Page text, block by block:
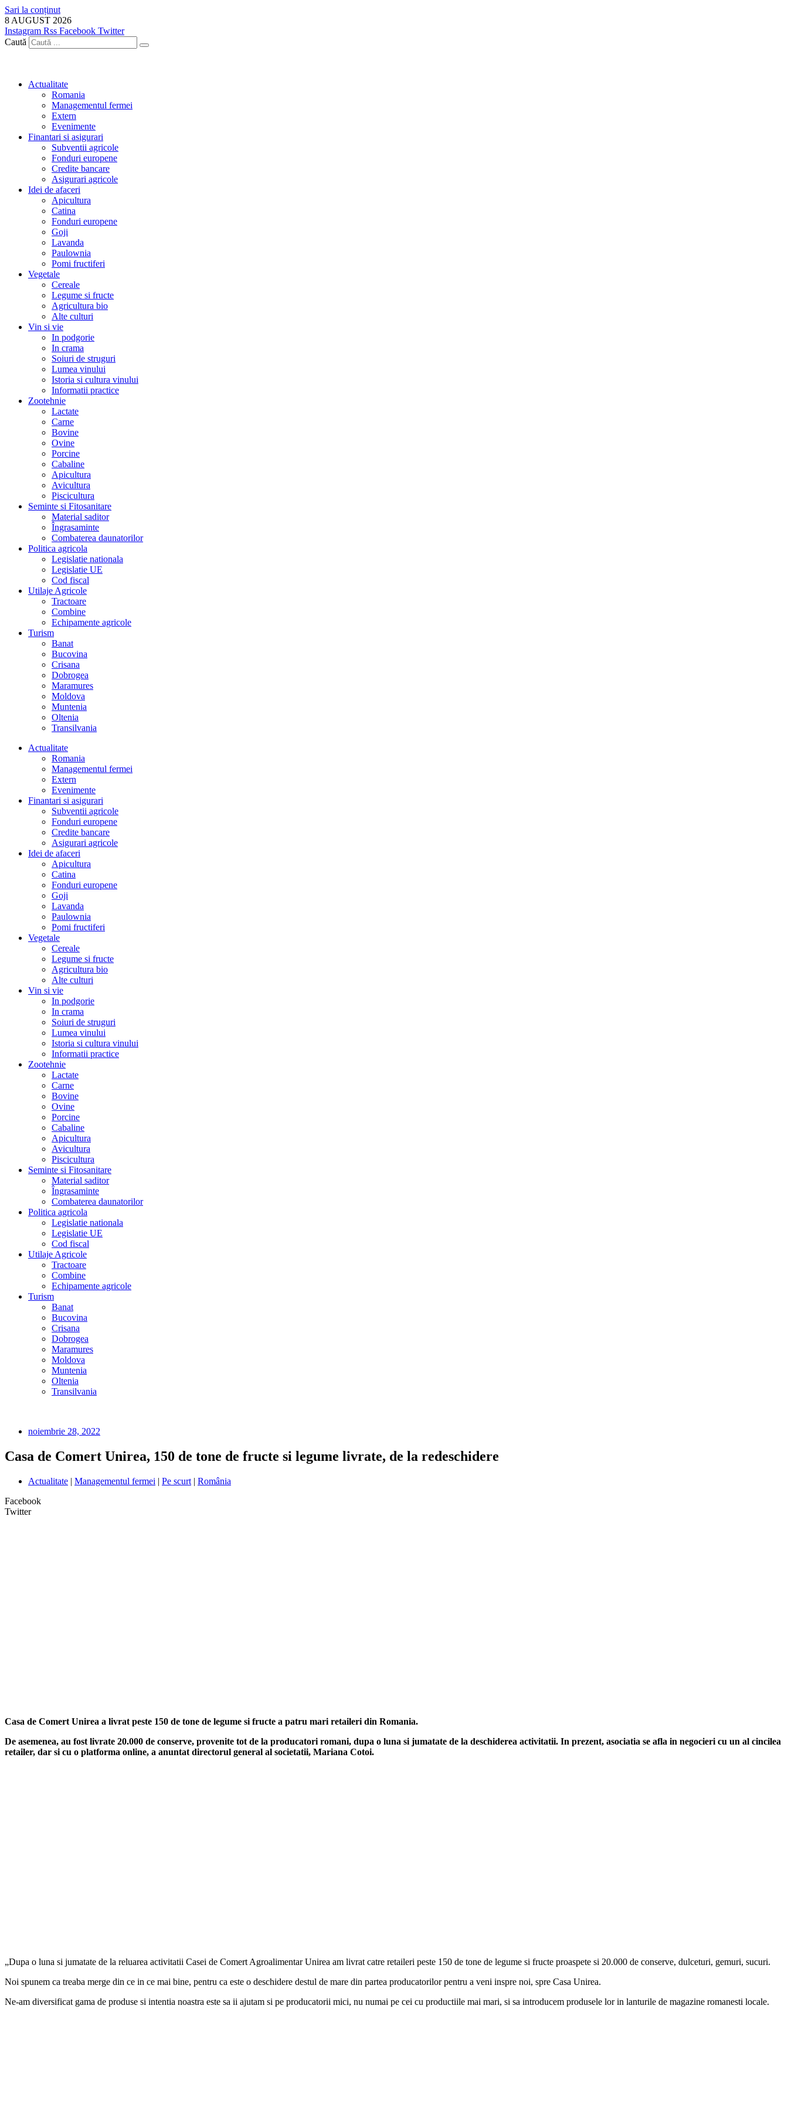
Sari la conținut
8 AUGUST 2026
Instagram Rss Facebook Twitter
Caută
Actualitate
Romania
Managementul fermei
Extern
Evenimente
Finantari si asigurari
Subventii agricole
Fonduri europene
Credite bancare
Asigurari agricole
Idei de afaceri
Apicultura
Catina
Fonduri europene
Goji
Lavanda
Paulownia
Pomi fructiferi
Vegetale
Cereale
Legume si fructe
Agricultura bio
Alte culturi
Vin si vie
In podgorie
In crama
Soiuri de struguri
Lumea vinului
Istoria si cultura vinului
Informatii practice
Zootehnie
Lactate
Carne
Bovine
Ovine
Porcine
Cabaline
Apicultura
Avicultura
Piscicultura
Seminte si Fitosanitare
Material saditor
Îngrasaminte
Combaterea daunatorilor
Politica agricola
Legislatie nationala
Legislatie UE
Cod fiscal
Utilaje Agricole
Tractoare
Combine
Echipamente agricole
Turism
Banat
Bucovina
Crisana
Dobrogea
Maramures
Moldova
Muntenia
Oltenia
Transilvania
Actualitate
Romania
Managementul fermei
Extern
Evenimente
Finantari si asigurari
Subventii agricole
Fonduri europene
Credite bancare
Asigurari agricole
Idei de afaceri
Apicultura
Catina
Fonduri europene
Goji
Lavanda
Paulownia
Pomi fructiferi
Vegetale
Cereale
Legume si fructe
Agricultura bio
Alte culturi
Vin si vie
In podgorie
In crama
Soiuri de struguri
Lumea vinului
Istoria si cultura vinului
Informatii practice
Zootehnie
Lactate
Carne
Bovine
Ovine
Porcine
Cabaline
Apicultura
Avicultura
Piscicultura
Seminte si Fitosanitare
Material saditor
Îngrasaminte
Combaterea daunatorilor
Politica agricola
Legislatie nationala
Legislatie UE
Cod fiscal
Utilaje Agricole
Tractoare
Combine
Echipamente agricole
Turism
Banat
Bucovina
Crisana
Dobrogea
Maramures
Moldova
Muntenia
Oltenia
Transilvania
noiembrie 28, 2022
Casa de Comert Unirea, 150 de tone de fructe si legume livrate, de la redeschidere
Actualitate | Managementul fermei | Pe scurt | România
Facebook
Twitter
Casa de Comert Unirea a livrat peste 150 de tone de legume si fructe a patru mari retaileri din Romania.
De asemenea, au fost livrate 20.000 de conserve, provenite tot de la producatori romani, dupa o luna si jumatate de la deschiderea activitatii. In prezent, asociatia se afla in negocieri cu un al cincilea
retailer, dar si cu o platforma online, a anuntat directorul general al societatii, Mariana Cotoi.
„Dupa o luna si jumatate de la reluarea activitatii Casei de Comert Agroalimentar Unirea am livrat catre retaileri peste 150 de tone de legume si fructe proaspete si 20.000 de conserve, dulceturi, gemuri, sucuri.
Noi spunem ca treaba merge din ce in ce mai bine, pentru ca este o deschidere destul de mare din partea producatorilor pentru a veni inspre noi, spre Casa Unirea.
Ne-am diversificat gama de produse si intentia noastra este sa ii ajutam si pe producatorii mici, nu numai pe cei cu productiile mai mari, si sa introducem produsele lor in lanturile de magazine romanesti locale.